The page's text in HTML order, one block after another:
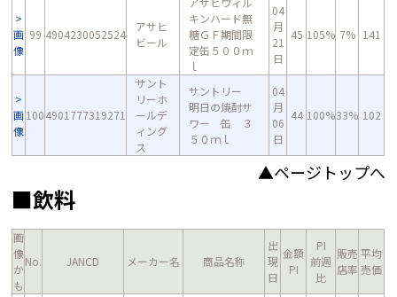
画
像
99 4904230052524
アサヒ
ビール
キンハード無
糖ＧＦ期間限
定缶５００ｍ
ｌ
04
月
21
日
45 105% 7% 141
画
像
1004901777319271
サント
リーホ
ールデ
ィング
ス
サントリー
明日の焼酎サ
ワー 缶 ３
５０ｍｌ
04
月
06
日
44 100%33% 102
▲ページトップへ
■飲料
画
像
か
も
No. JANCD メーカー名 商品名称
出
現
日
金額
PI
PI
前週
比
販売
店率
平均
売価